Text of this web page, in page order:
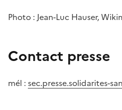
Photo : Jean-Luc Hauser,
Contact presse
mél : sec.presse.solidarites-